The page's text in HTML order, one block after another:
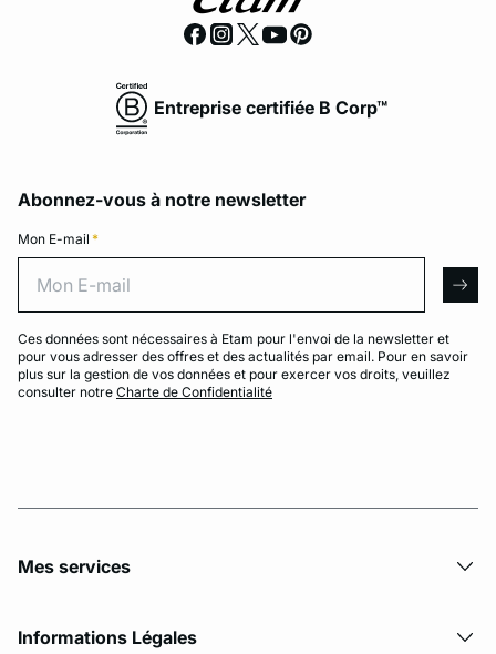
Entreprise certifiée B Corp™
Abonnez-vous à notre newsletter
Mon E-mail *
Ces données sont nécessaires à Etam pour l'envoi de la newsletter et
pour vous adresser des offres et des actualités par email. Pour en savoir
plus sur la gestion de vos données et pour exercer vos droits, veuillez
consulter notre Charte de Confidentialité
Mes services
Informations Légales